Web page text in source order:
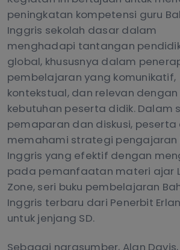
peningkatan kompetensi guru
Inggris sekolah dasar dalam
menghadapi tantangan
global, khususnya dalam
pembelajaran yang komunikatif,
kontekstual, dan relevan dengan
kebutuhan peserta didik. Dalam
pemaparan dan diskusi,
memahami strategi pengajaran
Inggris yang efektif dengan
pada pemanfaatan materi ajar
Zone, seri buku pembelajaran
Inggris terbaru dari Penerbit
untuk jenjang SD.